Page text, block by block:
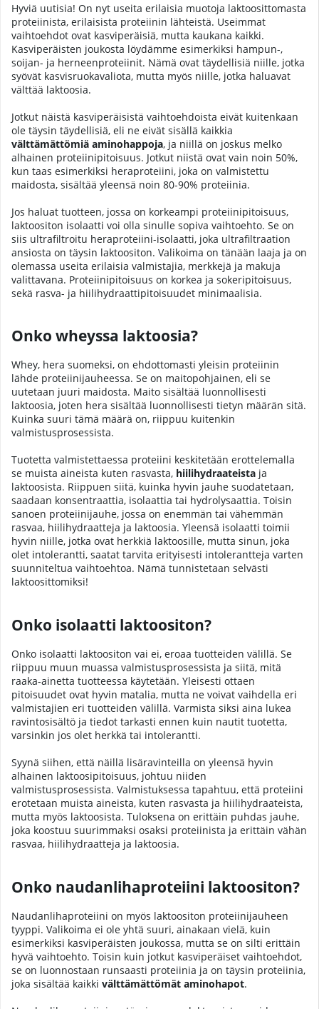
Hyviä uutisia! On nyt useita erilaisia muotoja laktoosittomasta
proteiinista, erilaisista proteiinin lähteistä. Useimmat
vaihtoehdot ovat kasviperäisiä, mutta kaukana kaikki.
Kasviperäisten joukosta löydämme esimerkiksi hampun-,
soijan- ja herneenproteiinit. Nämä ovat täydellisiä niille, jotka
syövät kasvisruokavaliota, mutta myös niille, jotka haluavat
välttää laktoosia.
Jotkut näistä kasviperäisistä vaihtoehdoista eivät kuitenkaan
ole täysin täydellisiä, eli ne eivät sisällä kaikkia
välttämättömiä aminohappoja, ja niillä on joskus melko
alhainen proteiinipitoisuus. Jotkut niistä ovat vain noin 50%,
kun taas esimerkiksi heraproteiini, joka on valmistettu
maidosta, sisältää yleensä noin 80-90% proteiinia.
Jos haluat tuotteen, jossa on korkeampi proteiinipitoisuus,
laktoositon isolaatti voi olla sinulle sopiva vaihtoehto. Se on
siis ultrafiltroitu heraproteiini-isolaatti, joka ultrafiltraation
ansiosta on täysin laktoositon. Valikoima on tänään laaja ja on
olemassa useita erilaisia valmistajia, merkkejä ja makuja
valittavana. Proteiinipitoisuus on korkea ja sokeripitoisuus,
sekä rasva- ja hiilihydraattipitoisuudet minimaalisia.
Onko wheyssa laktoosia?
Whey, hera suomeksi, on ehdottomasti yleisin proteiinin
lähde proteiinijauheessa. Se on maitopohjainen, eli se
uutetaan juuri maidosta. Maito sisältää luonnollisesti
laktoosia, joten hera sisältää luonnollisesti tietyn määrän sitä.
Kuinka suuri tämä määrä on, riippuu kuitenkin
valmistusprosessista.
Tuotetta valmistettaessa proteiini keskitetään erottelemalla
se muista aineista kuten rasvasta, hiilihydraateista ja
laktoosista. Riippuen siitä, kuinka hyvin jauhe suodatetaan,
saadaan konsentraattia, isolaattia tai hydrolysaattia. Toisin
sanoen proteiinijauhe, jossa on enemmän tai vähemmän
rasvaa, hiilihydraatteja ja laktoosia. Yleensä isolaatti toimii
hyvin niille, jotka ovat herkkiä laktoosille, mutta sinun, joka
olet intolerantti, saatat tarvita erityisesti intolerantteja varten
suunniteltua vaihtoehtoa. Nämä tunnistetaan selvästi
laktoosittomiksi!
Onko isolaatti laktoositon?
Onko isolaatti laktoositon vai ei, eroaa tuotteiden välillä. Se
riippuu muun muassa valmistusprosessista ja siitä, mitä
raaka-ainetta tuotteessa käytetään. Yleisesti ottaen
pitoisuudet ovat hyvin matalia, mutta ne voivat vaihdella eri
valmistajien eri tuotteiden välillä. Varmista siksi aina lukea
ravintosisältö ja tiedot tarkasti ennen kuin nautit tuotetta,
varsinkin jos olet herkkä tai intolerantti.
Syynä siihen, että näillä lisäravinteilla on yleensä hyvin
alhainen laktoosipitoisuus, johtuu niiden
valmistusprosessista. Valmistuksessa tapahtuu, että proteiini
erotetaan muista aineista, kuten rasvasta ja hiilihydraateista,
mutta myös laktoosista. Tuloksena on erittäin puhdas jauhe,
joka koostuu suurimmaksi osaksi proteiinista ja erittäin vähän
rasvaa, hiilihydraatteja ja laktoosia.
Onko naudanlihaproteiini laktoositon?
Naudanlihaproteiini on myös laktoositon proteiinijauheen
tyyppi. Valikoima ei ole yhtä suuri, ainakaan vielä, kuin
esimerkiksi kasviperäisten joukossa, mutta se on silti erittäin
hyvä vaihtoehto. Toisin kuin jotkut kasviperäiset vaihtoehdot,
se on luonnostaan runsaasti proteiinia ja on täysin proteiinia,
joka sisältää kaikki välttämättömät aminohapot.